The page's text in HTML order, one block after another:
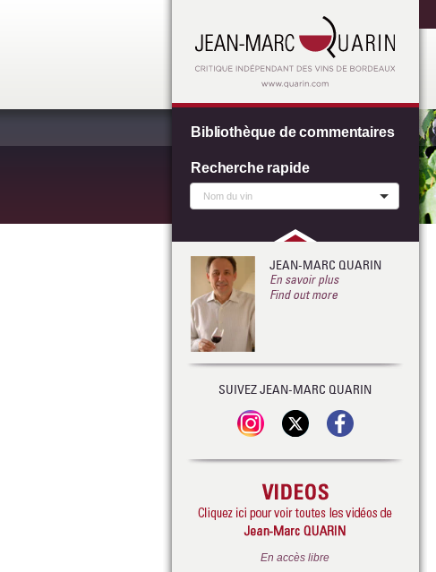
Bibliothèque de commentaires
Recherche rapide
JEAN-MARC QUARIN
En savoir plus
Find out more
SUIVEZ JEAN-MARC QUARIN
En accès libre